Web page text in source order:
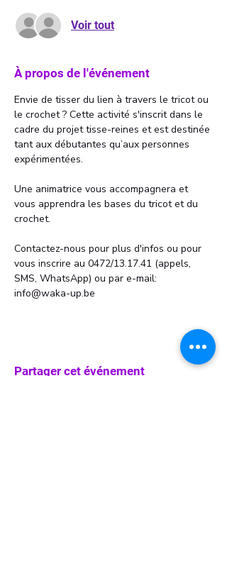
Voir tout
À propos de l'événement
Envie de tisser du lien à travers le tricot ou
le crochet ? Cette activité s'inscrit dans le
cadre du projet tisse-reines et est destinée
tant aux débutantes qu’aux personnes
expérimentées.
Une animatrice vous accompagnera et
vous apprendra les bases du tricot et du
crochet.
Contactez-nous pour plus d'infos ou pour
vous inscrire au 0472/13.17.41 (appels,
SMS, WhatsApp) ou par e-mail:
info@waka-up.be
Partager cet événement